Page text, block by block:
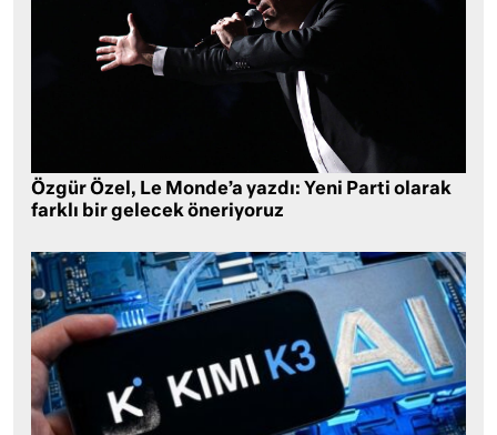
Özgür Özel, Le Monde’a yazdı: Yeni Parti olarak
farklı bir gelecek öneriyoruz